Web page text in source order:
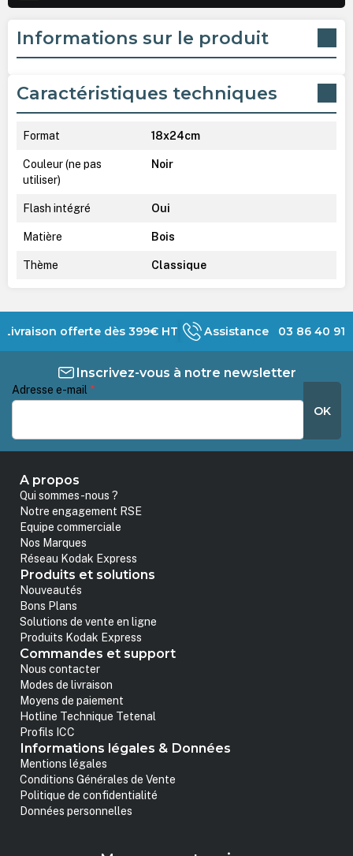
Informations sur le produit
Caractéristiques techniques
Format 18x24cm
Couleur (ne pas
utiliser)
Noir
Flash intégré Oui
Matière Bois
Thème Classique
Livraison offerte dès 399€ HT Assistance 03 86 40 91
Inscrivez-vous à notre newsletter
Adresse e-mail *
OK
A propos
Qui sommes-nous ?
Notre engagement RSE
Equipe commerciale
Nos Marques
Réseau Kodak Express
Produits et solutions
Nouveautés
Bons Plans
Solutions de vente en ligne
Produits Kodak Express
Commandes et support
Nous contacter
Modes de livraison
Moyens de paiement
Hotline Technique Tetenal
Profils ICC
Informations légales & Données
Mentions légales
Conditions Générales de Vente
Politique de confidentialité
Données personnelles